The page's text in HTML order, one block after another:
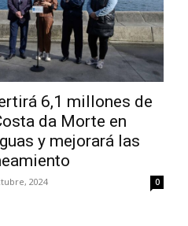
6,1 millones de
da Morte en
y mejorará las
2024 0